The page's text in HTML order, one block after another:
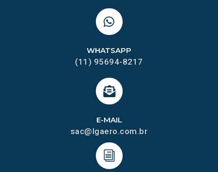
E-MAIL
sac@lgaero.com.br
WHATSAPP
(11) 95694-8217